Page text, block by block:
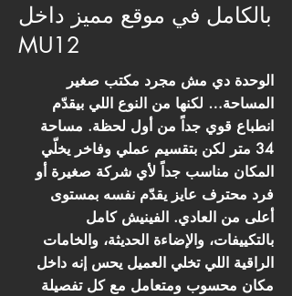
بالكامل في موقع مميز داخل
MU12
الوحدة دي مش مجرد مكتب صغير
المساحة… لكنها من النوع اللي بيقدّم
انطباع قوي جداً من أول لحظة. مساحة
34 متر لكن بتقسيم عملي وفاخر يخلّي
المكان مناسب جداً لأي شركة صغيرة أو
فرد محترف عايز يقدّم نفسه بمستوى
أعلى من العادي. الفينيش كامل
بالتكييفات، والإضاءة الحديثة، والخامات
الراقية اللي تخلي العميل يحس إنه داخل
مكان محسوب ومتعامل مع كل تفصيلة